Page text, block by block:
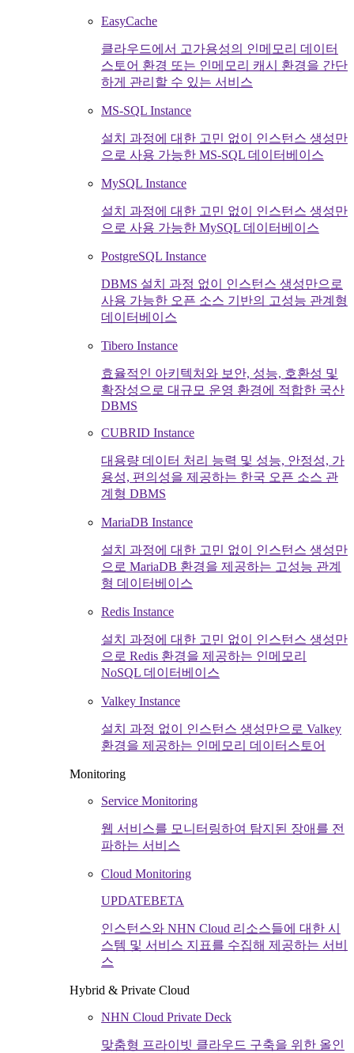
EasyCache
클라우드에서 고가용성의 인메모리 데이터
스토어 환경 또는 인메모리 캐시 환경을 간단
하게 관리할 수 있는 서비스
MS-SQL Instance
설치 과정에 대한 고민 없이 인스턴스 생성만
으로 사용 가능한 MS-SQL 데이터베이스
MySQL Instance
설치 과정에 대한 고민 없이 인스턴스 생성만
으로 사용 가능한 MySQL 데이터베이스
PostgreSQL Instance
DBMS 설치 과정 없이 인스턴스 생성만으로
사용 가능한 오픈 소스 기반의 고성능 관계형
데이터베이스
Tibero Instance
효율적인 아키텍처와 보안, 성능, 호환성 및
확장성으로 대규모 운영 환경에 적합한 국산
DBMS
CUBRID Instance
대용량 데이터 처리 능력 및 성능, 안정성, 가
용성, 편의성을 제공하는 한국 오픈 소스 관
계형 DBMS
MariaDB Instance
설치 과정에 대한 고민 없이 인스턴스 생성만
으로 MariaDB 환경을 제공하는 고성능 관계
형 데이터베이스
Redis Instance
설치 과정에 대한 고민 없이 인스턴스 생성만
으로 Redis 환경을 제공하는 인메모리
NoSQL 데이터베이스
Valkey Instance
설치 과정 없이 인스턴스 생성만으로 Valkey
환경을 제공하는 인메모리 데이터스토어
Monitoring
Service Monitoring
웹 서비스를 모니터링하여 탐지된 장애를 전
파하는 서비스
Cloud Monitoring
UPDATEBETA
인스턴스와 NHN Cloud 리소스들에 대한 시
스템 및 서비스 지표를 수집해 제공하는 서비
스
Hybrid & Private Cloud
NHN Cloud Private Deck
맞춤형 프라이빗 클라우드 구축을 위한 올인